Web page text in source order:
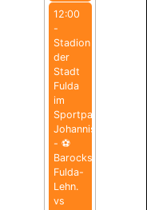
12:00
-
Stadion
der
Stadt
Fulda
im
Sportpark
Johannisau
- ⚽️
Barockstadt
Fulda-
Lehn.
vs